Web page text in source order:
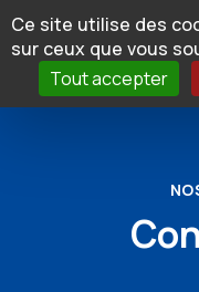
Panneau de gestion
Ce site utilise des
sur ceux que vous
Tout accepter